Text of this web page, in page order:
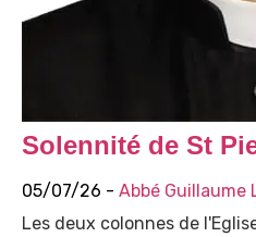
Solennité de St
05/07/26 - Abbé Guillaume
Les deux colonnes de